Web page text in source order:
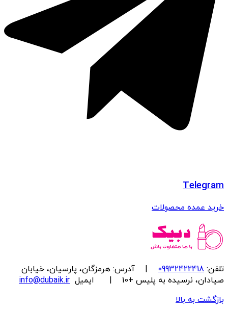
Telegram
خرید عمده محصولات
تلفن: 09932422418 | آدرس: هرمزگان، پارسیان، خیابان
صیادان، نرسیده به پلیس +10 | ایمیل
info@dubaik.ir
بازگشت به بالا